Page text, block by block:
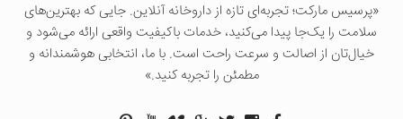
«پرسيس ماركت؛ تجربه‌ای تازه از داروخانه آنلاین. جایی که بهترین‌های
سلامت را یک‌جا پیدا می‌کنید، خدمات باکیفیت واقعی ارائه می‌شود و
خیال‌تان از اصالت و سرعت راحت است. با ما، انتخابی هوشمندانه و
مطمئن را تجربه کنید.»